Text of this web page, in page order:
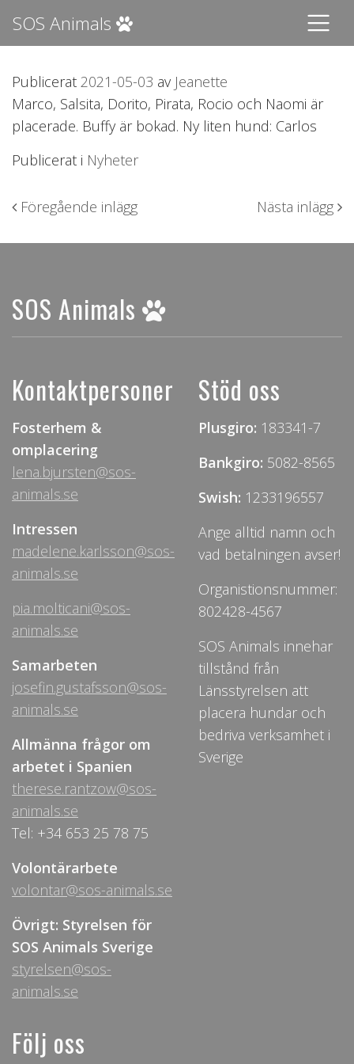
SOS Animals
Publicerat 2021-05-03 av Jeanette
Marco, Salsita, Dorito, Pirata, Rocio och Naomi är
placerade. Buffy är bokad. Ny liten hund: Carlos
Publicerat i Nyheter
Inläggsnavigering
Föregående inlägg Nästa inlägg
SOS Animals
Kontaktpersoner
Fosterhem &
omplacering
lena.bjursten@sos-
animals.se
Intressen
madelene.karlsson@sos-
animals.se
pia.molticani@sos-
animals.se
Samarbeten
josefin.gustafsson@sos-
animals.se
Allmänna frågor om
arbetet i Spanien
therese.rantzow@sos-
animals.se
Tel: +34 653 25 78 75
Volontärarbete
volontar@sos-animals.se
Övrigt: Styrelsen för
SOS Animals Sverige
styrelsen@sos-
animals.se
Stöd oss
Plusgiro: 183341-7
Bankgiro: 5082-8565
Swish: 1233196557
Ange alltid namn och
vad betalningen avser!
Organistionsnummer:
802428-4567
SOS Animals innehar
tillstånd från
Länsstyrelsen att
placera hundar och
bedriva verksamhet i
Sverige
Följ oss